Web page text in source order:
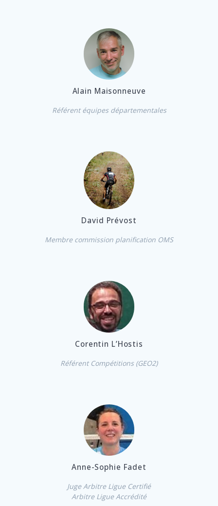
Alain Maisonneuve
Référent équipes départementales
David Prévost
Membre commission planification OMS
Corentin L’Hostis
Référent Compétitions (GEO2)
Anne-Sophie Fadet
Juge Arbitre Ligue Certifié
Arbitre Ligue Accrédité